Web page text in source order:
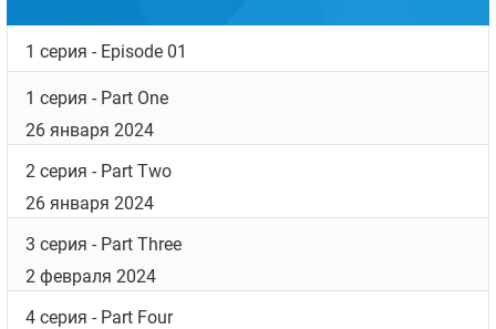
1 серия - Episode 01
1 серия - Part One
26 января 2024
2 серия - Part Two
26 января 2024
3 серия - Part Three
2 февраля 2024
4 серия - Part Four